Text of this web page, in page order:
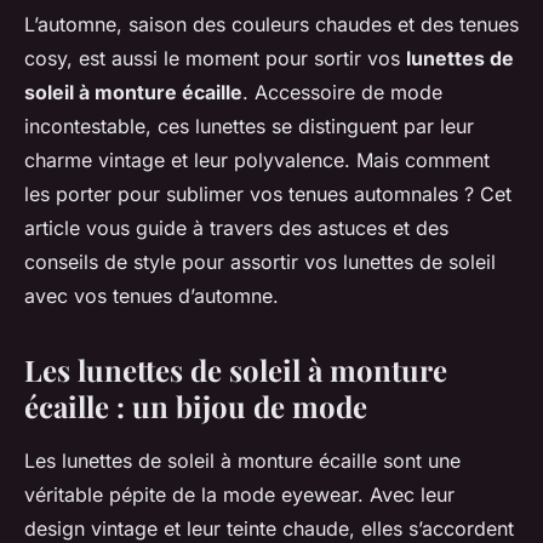
Astuces pour assortir des
lunettes de soleil à monture
écaille avec des tenues
d'automne
Robin•10 mars 2024•5 min de lecture
L’automne, saison des couleurs chaudes et des tenues
cosy, est aussi le moment pour sortir vos lunettes de
soleil à monture écaille. Accessoire de mode
incontestable, ces lunettes se distinguent par leur
charme vintage et leur polyvalence. Mais comment
les porter pour sublimer vos tenues automnales ? Cet
article vous guide à travers des astuces et des
conseils de style pour assortir vos lunettes de soleil
avec vos tenues d’automne.
Les lunettes de soleil à monture
écaille : un bijou de mode
Les lunettes de soleil à monture écaille sont une
véritable pépite de la mode eyewear. Avec leur
design vintage et leur teinte chaude, elles s’accordent